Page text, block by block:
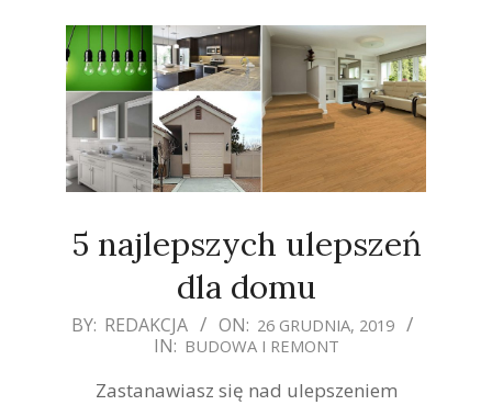
5 najlepszych ulepszeń
dla domu
2019-
BY: REDAKCJA ON: 26 GRUDNIA, 2019
IN: BUDOWA I REMONT
Zastanawiasz się nad ulepszeniem